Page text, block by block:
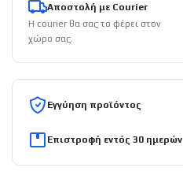
Αποστολή με Courier
Η courier θα σας το φέρει στον
χώρο σας.
Εγγύηση προϊόντος
Επιστροφή εντός 30 ημερών